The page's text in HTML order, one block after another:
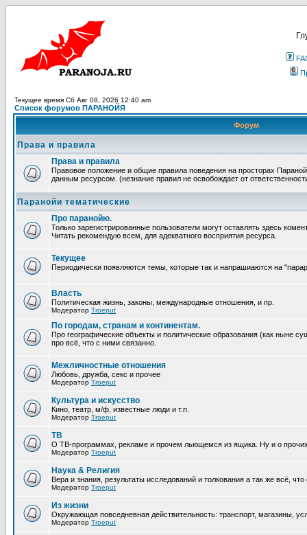
Текущее время Сб Авг 08, 2026 12:40 am
Список форумов ПАРАНОЙЯ
Форум
Права и правила
Права и правила
Правовое положение и общие правила поведения на просторах
данным ресурсом. (незнание правил не освобождает от
Паранойи тематические
Про паранойю.
Только зарегистрированные пользователи могут оставлять здесь
Читать рекомендую всем, для адекватного восприятия ресурса.
Текущее
Периодически появляются темы, которые так и напрашиаются на
Власть
Политическая жизнь, законы, международные отношения, и пр.
Модератор Troeput
По городам, странам и континентам.
Про географические объекты и политические образования (как ныне
про всё, что с ними связанно.
Межличностные отношения
Любовь, дружба, секс и прочее
Модератор Troeput
Культура и искусство
Кино, театр, м/ф, известные люди и т.п.
Модератор Troeput
ТВ
О ТВ-программах, рекламе и прочем льющемся из ящика. Ну и о
Модератор Troeput
Наука & Религия
Вера и знания, результаты исследований и толкования а так же всё,
Модератор Troeput
Из жизни
Окружающая повседневная действительность: транспорт, магазины,
Модератор Troeput